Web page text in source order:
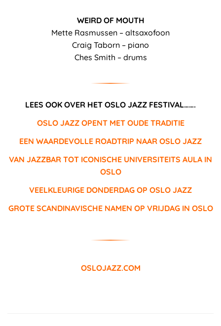
WEIRD OF MOUTH
Mette Rasmussen – altsaxofoon
Craig Taborn – piano
Ches Smith – drums
LEES OOK OVER HET OSLO JAZZ FESTIVAL…….
OSLO JAZZ OPENT MET OUDE TRADITIE
EEN WAARDEVOLLE ROADTRIP NAAR OSLO JAZZ
VAN JAZZBAR TOT ICONISCHE UNIVERSITEITS AULA IN
OSLO
VEELKLEURIGE DONDERDAG OP OSLO JAZZ
GROTE SCANDINAVISCHE NAMEN OP VRIJDAG IN OSLO
OSLOJAZZ.COM